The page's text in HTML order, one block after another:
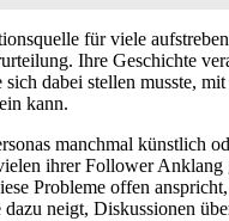
für viele
Ihre Geschichte
sich dabei stellen musste,
kann.
manchmal künstlich
ihrer Follower
Probleme offen
neigt, Diskussionen